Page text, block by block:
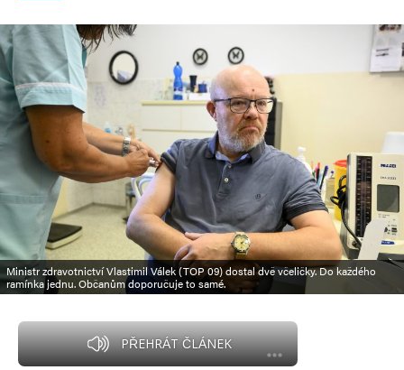
Ministr zdravotnictví Vlastimil Válek (TOP 09) dostal dvě včeličky. Do každého
ramínka jednu. Občanům doporučuje to samé.
PŘEHRÁT ČLÁNEK